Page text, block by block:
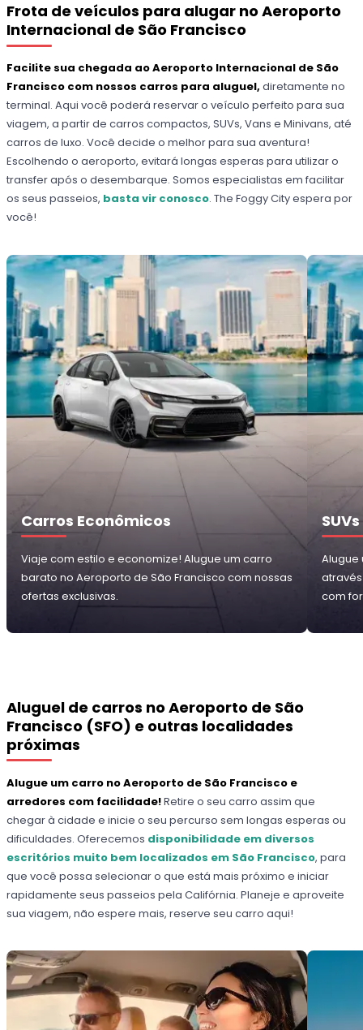
Frota de veículos para alugar no Aeroporto
Internacional de São Francisco
Facilite sua chegada ao Aeroporto Internacional de São
Francisco com nossos carros para aluguel, diretamente no
terminal. Aqui você poderá reservar o veículo perfeito para sua
viagem, a partir de carros compactos, SUVs, Vans e Minivans, até
carros de luxo. Você decide o melhor para sua aventura!
Escolhendo o aeroporto, evitará longas esperas para utilizar o
transfer após o desembarque. Somos especialistas em facilitar
os seus passeios, basta vir conosco. The Foggy City espera por
você!
Carros Econômicos
Viaje com estilo e economize! Alugue um carro
barato no Aeroporto de São Francisco com nossas
ofertas exclusivas.
SUVs
Alugue
com
Aluguel de carros no Aeroporto de São
Francisco (SFO) e outras localidades
próximas
Alugue um carro no Aeroporto de São Francisco e
arredores com facilidade!Retire o seu carro assim que
chegar à cidade e inicie o seu percurso sem longas esperas ou
dificuldades. Oferecemos disponibilidade em diversos
escritórios muito bem localizados em São Francisco, para
que você possa selecionar o que está mais próximo e iniciar
rapidamente seus passeios pela Califórnia. Planeje e aproveite
sua viagem, não espere mais, reserve seu carro aqui!